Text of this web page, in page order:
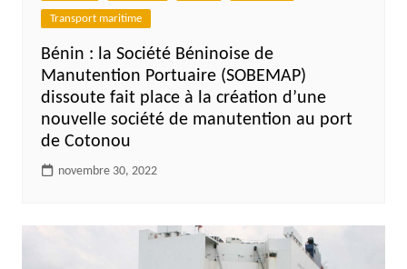
Transport maritime
Bénin : la Société Béninoise de
Manutention Portuaire (SOBEMAP)
dissoute fait place à la création d’une
nouvelle société de manutention au port
de Cotonou
novembre 30, 2022